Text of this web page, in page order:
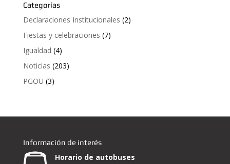
Categorías
Declaraciones Institucionales (2)
Fiestas y celebraciones (7)
Igualdad (4)
Noticias (203)
PGOU (3)
Información de interés
Horario de autobuses